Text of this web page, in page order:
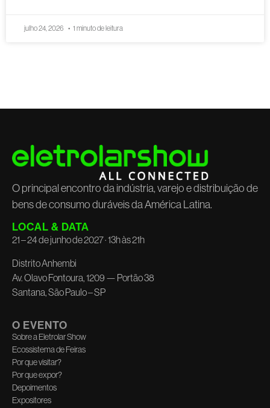
julho 24, 2026 1 minuto de leitura
O principal encontro da indústria, varejo e distribuição de
bens de consumo duráveis da América Latina.
LOCAL & DATA
21 – 24 de junho de 2027 · 13h às 21h
Distrito Anhembi
Av. Olavo Fontoura, 1209 — Portão 38
Santana, São Paulo – SP
O EVENTO
Sobre a Eletrolar Show
Ecossistema de Feiras
Por que visitar?
Por que expor?
Depoimentos
Expositores